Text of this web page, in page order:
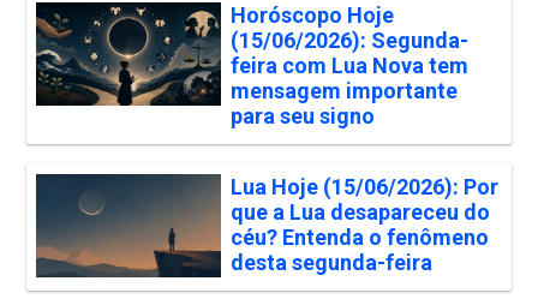
Horóscopo Hoje
(15/06/2026): Segunda-
feira com Lua Nova tem
mensagem importante
para seu signo
Lua Hoje (15/06/2026): Por
que a Lua desapareceu do
céu? Entenda o fenômeno
desta segunda-feira